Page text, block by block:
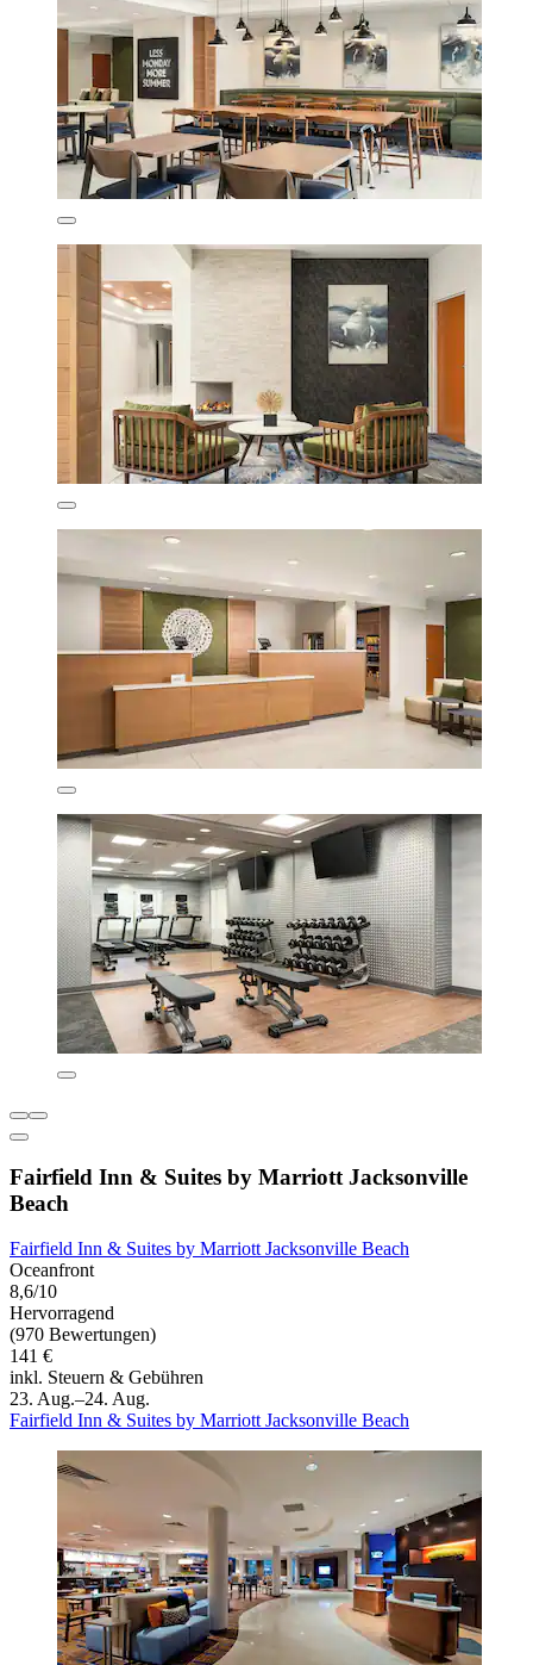
Fairfield Inn & Suites by Marriott Jacksonville
Beach
Fairfield Inn & Suites by Marriott Jacksonville Beach
Oceanfront
8,6/10
Hervorragend
(970 Bewertungen)
141 €
inkl. Steuern & Gebühren
23. Aug.–24. Aug.
Fairfield Inn & Suites by Marriott Jacksonville Beach